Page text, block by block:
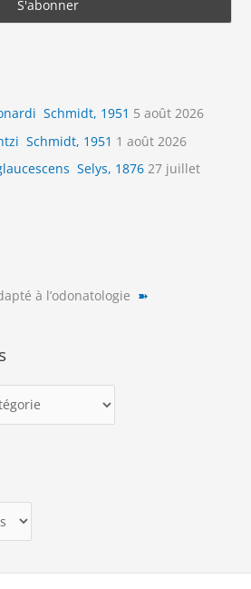
Schmidt, 1951 5 août 2026
Schmidt, 1951 1 août 2026
Selys, 1876 27 juillet
à l’odonatologie ➽